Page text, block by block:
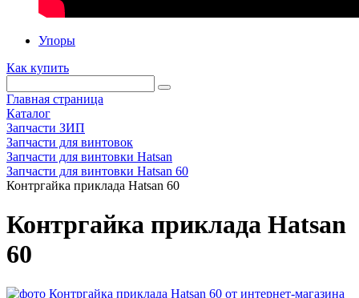
Упоры
Как купить
Главная страница
Каталог
Запчасти ЗИП
Запчасти для винтовок
Запчасти для винтовки Hatsan
Запчасти для винтовки Hatsan 60
Контргайка приклада Hatsan 60
Контргайка приклада Hatsan
60